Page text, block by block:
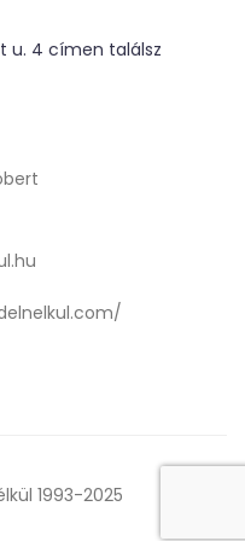
u. 4 címen találsz
1993-2025